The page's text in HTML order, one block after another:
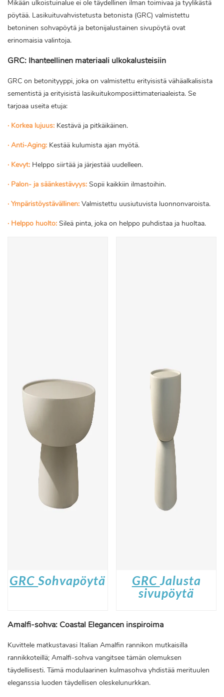
Mikään ulkoistuinalue ei ole täydellinen ilman toimivaa ja tyylikästä
pöytää. Lasikuituvahvistetusta betonista (GRC) valmistettu
betoninen sohvapöytä ja betonijalustainen sivupöytä ovat
erinomaisia ​​valintoja.
GRC: Ihanteellinen materiaali ulkokalusteisiin
GRC on betonityyppi, joka on valmistettu erityisistä vähäalkalisista
sementistä ja erityisistä lasikuitukomposiittimateriaaleista. Se
tarjoaa useita etuja:
· Korkea lujuus: Kestävä ja pitkäikäinen.
· Anti-Aging: Kestää kulumista ajan myötä.
· Kevyt: Helppo siirtää ja järjestää uudelleen.
· Palon- ja säänkestävyys: Sopii kaikkiin ilmastoihin.
· Ympäristöystävällinen: Valmistettu uusiutuvista luonnonvaroista.
· Helppo huolto: Sileä pinta, joka on helppo puhdistaa ja huoltaa.
GRCSohvapöytä GRCJalusta
sivupöytä
Amalfi-sohva: Coastal Elegancen inspiroima
Kuvittele matkustavasi Italian Amalfin rannikon mutkaisilla
rannikkoteillä; Amalfi-sohva vangitsee tämän olemuksen
täydellisesti. Tämä modulaarinen kulmasohva yhdistää merituulen
eleganssia luoden täydellisen oleskelunurkkan.